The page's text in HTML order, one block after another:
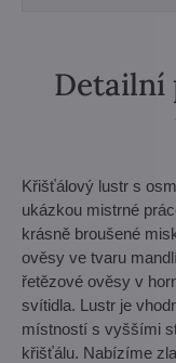
Detailní
Křišťálový lustr s
ukázkou mistrné
krásně broušené
ověsy ve tvaru
řetězové ověsy v
svítidla. Lustr je
místností s vyššími
křišťálu. Nabízíme